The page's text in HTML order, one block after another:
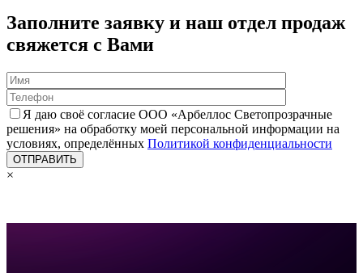
Заполните заявку и наш отдел продаж
свяжется с Вами
Я даю своё согласие ООО «Арбеллос Светопрозрачные
решения» на обработку моей персональной информации на
условиях, определённых Политикой конфиденциальности
×